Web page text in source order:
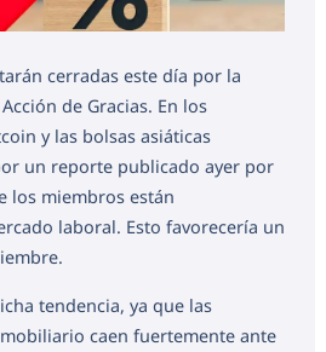
cerradas este día por la
de Gracias. En los
y las bolsas asiáticas
un reporte publicado ayer por
los miembros están
laboral. Esto favorecería un
tendencia, ya que las
caen fuertemente ante